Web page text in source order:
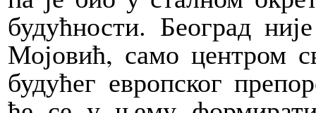
будућности. Београд
Мојовић, само центром
будућег европског